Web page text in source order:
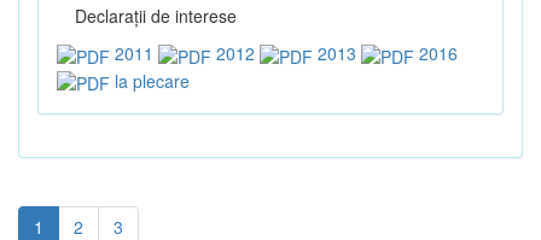
Declaraţii de interese
2011
2012 2013
2016
la plecare
1 2 3